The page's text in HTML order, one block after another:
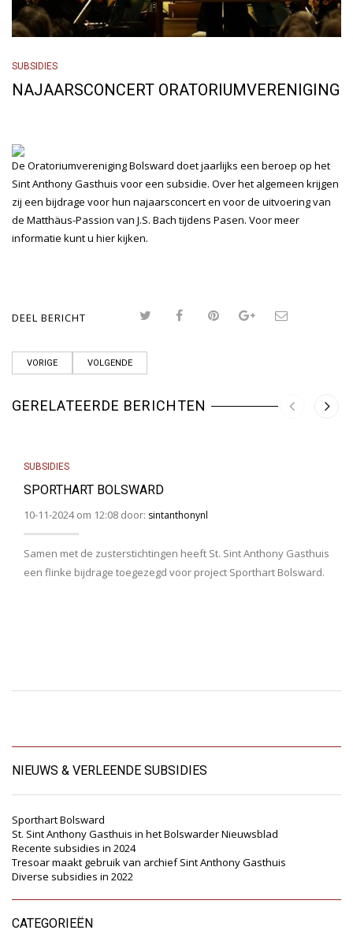
SUBSIDIES
NAJAARSCONCERT ORATORIUMVERENIGING
De Oratoriumvereniging Bolsward doet jaarlijks een beroep op het
Sint Anthony Gasthuis voor een subsidie. Over het algemeen krijgen
zij een bijdrage voor hun najaarsconcert en voor de uitvoering van
de Matthäus-Passion van J.S. Bach tijdens Pasen. Voor meer
informatie kunt u hierkijken.
DEEL BERICHT
VORIGE VOLGENDE
GERELATEERDE BERICHTEN
SUBSIDIES
SPORTHART BOLSWARD
10-11-2024 om 12:08 door: sintanthonynl
Samen met de zusterstichtingen heeft St. Sint Anthony Gasthuis
een flinke bijdrage toegezegd voor project Sporthart Bolsward.
NIEUWS & VERLEENDE SUBSIDIES
Sporthart Bolsward
St. Sint Anthony Gasthuis in het Bolswarder Nieuwsblad
Recente subsidies in 2024
Tresoar maakt gebruik van archief Sint Anthony Gasthuis
Diverse subsidies in 2022
CATEGORIEËN